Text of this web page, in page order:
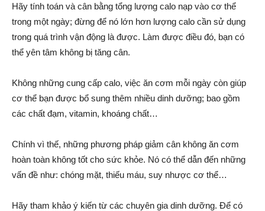
Hãy tính toán và cân bằng tổng lượng calo nạp vào cơ thể
trong một ngày; đừng để nó lớn hơn lượng calo cần sử dụng
trong quá trình vận động là được. Làm được điều đó, bạn có
thể yên tâm không bị tăng cân.
Không những cung cấp calo, việc ăn cơm mỗi ngày còn giúp
cơ thể bạn được bổ sung thêm nhiều dinh dưỡng; bao gồm
các chất đạm, vitamin, khoáng chất…
Chính vì thế, những phương pháp giảm cân không ăn cơm
hoàn toàn không tốt cho sức khỏe. Nó có thể dẫn đến những
vấn đề như: chóng mặt, thiếu máu, suy nhược cơ thể…
Hãy tham khảo ý kiến từ các chuyên gia dinh dưỡng. Để có